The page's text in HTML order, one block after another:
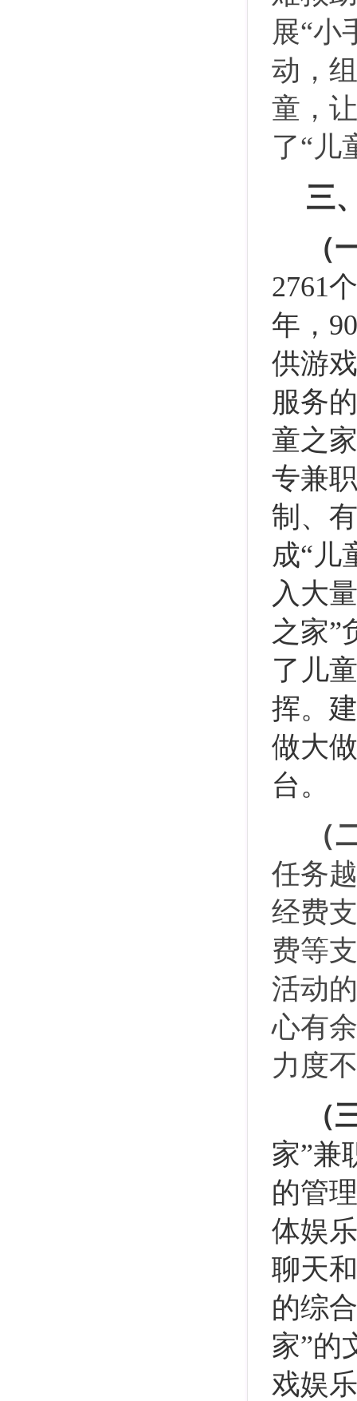
展“小
动，
童，
了“儿
三
（
2761
年，
供游
服务
童之
专兼
制、
成“儿
入大
之家”
了儿
挥。
做大
台。
（
任务
经费
费等
活动
心有
力度
（
家”兼
的管
体娱
聊天
的综
家”的
戏娱